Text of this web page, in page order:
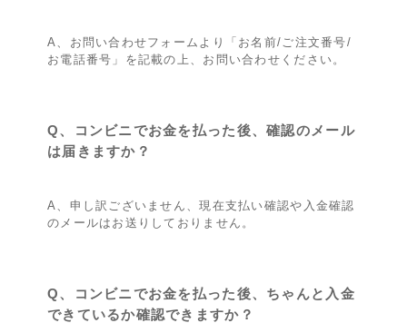
A、お問い合わせフォームより「お名前/ご注文番号/
お電話番号」を記載の上、お問い合わせください。
Q、コンビニでお金を払った後、確認のメール
は届きますか？
A、申し訳ございません、現在支払い確認や入金確認
のメールはお送りしておりません。
Q、コンビニでお金を払った後、ちゃんと入金
できているか確認できますか？